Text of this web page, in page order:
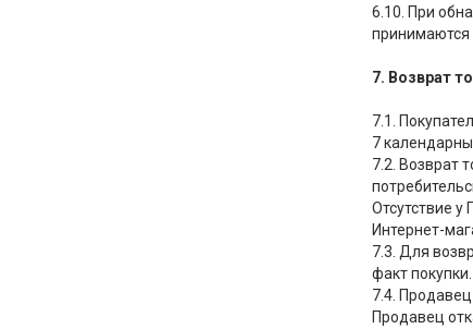
6.10. При
принимаются
7. Возврат
7.1.
7
7.2. Возврат
Отсутствие у
Интернет-
7.3. Для
факт покупки.
7.4.
Продавец